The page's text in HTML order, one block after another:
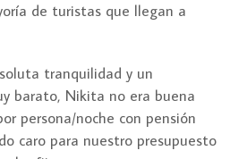
de turistas que llegan a
tranquilidad y un
barato, Nikita no era buena
persona/noche con pensión
caro para nuestro presupuesto